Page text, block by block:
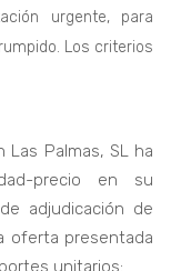
urgente, para
Los criterios
Las Palmas, SL ha
precio en su
adjudicación de
oferta presentada
unitarios: